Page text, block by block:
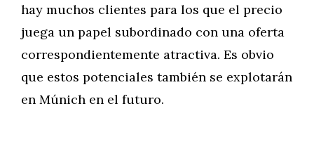
hay muchos clientes para los que el precio
juega un papel subordinado con una oferta
correspondientemente atractiva. Es obvio
que estos potenciales también se explotarán
en Múnich en el futuro.